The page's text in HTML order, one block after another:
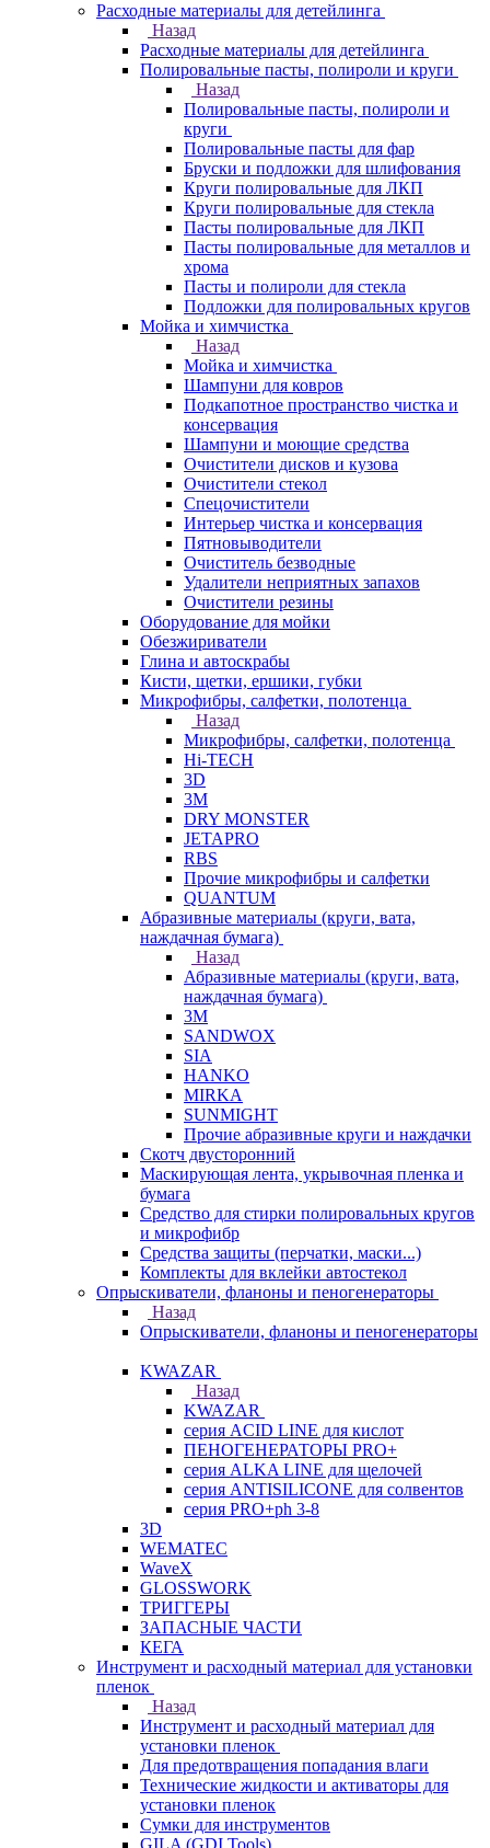
Расходные материалы для детейлинга
Назад
Расходные материалы для детейлинга
Полировальные пасты, полироли и круги
Назад
Полировальные пасты, полироли и
круги
Полировальные пасты для фар
Бруски и подложки для шлифования
Круги полировальные для ЛКП
Круги полировальные для стекла
Пасты полировальные для ЛКП
Пасты полировальные для металлов и
хрома
Пасты и полироли для стекла
Подложки для полировальных кругов
Мойка и химчистка
Назад
Мойка и химчистка
Шампуни для ковров
Подкапотное пространство чистка и
консервация
Шампуни и моющие средства
Очистители дисков и кузова
Очистители стекол
Спецочистители
Интерьер чистка и консервация
Пятновыводители
Очиститель безводные
Удалители неприятных запахов
Очистители резины
Оборудование для мойки
Обезжириватели
Глина и автоскрабы
Кисти, щетки, ершики, губки
Микрофибры, салфетки, полотенца
Назад
Микрофибры, салфетки, полотенца
Hi-TECH
3D
3М
DRY MONSTER
JETAPRO
RBS
Прочие микрофибры и салфетки
QUANTUM
Абразивные материалы (круги, вата,
наждачная бумага)
Назад
Абразивные материалы (круги, вата,
наждачная бумага)
3М
SANDWOX
SIA
HANKO
MIRKA
SUNMIGHT
Прочие абразивные круги и наждачки
Скотч двусторонний
Маскирующая лента, укрывочная пленка и
бумага
Средство для стирки полировальных кругов
и микрофибр
Средства защиты (перчатки, маски...)
Комплекты для вклейки автостекол
Опрыскиватели, фланоны и пеногенераторы
Назад
Опрыскиватели, фланоны и пеногенераторы
KWAZAR
Назад
KWAZAR
серия ACID LINE для кислот
ПЕНОГЕНЕРАТОРЫ PRO+
серия ALKA LINE для щелочей
серия ANTISILICONE для солвентов
серия PRO+ph 3-8
3D
WEMATEC
WaveX
GLOSSWORK
ТРИГГЕРЫ
ЗАПАСНЫЕ ЧАСТИ
КЕГА
Инструмент и расходный материал для установки
пленок
Назад
Инструмент и расходный материал для
установки пленок
Для предотвращения попадания влаги
Технические жидкости и активаторы для
установки пленок
Сумки для инструментов
GILA (GDI Tools)